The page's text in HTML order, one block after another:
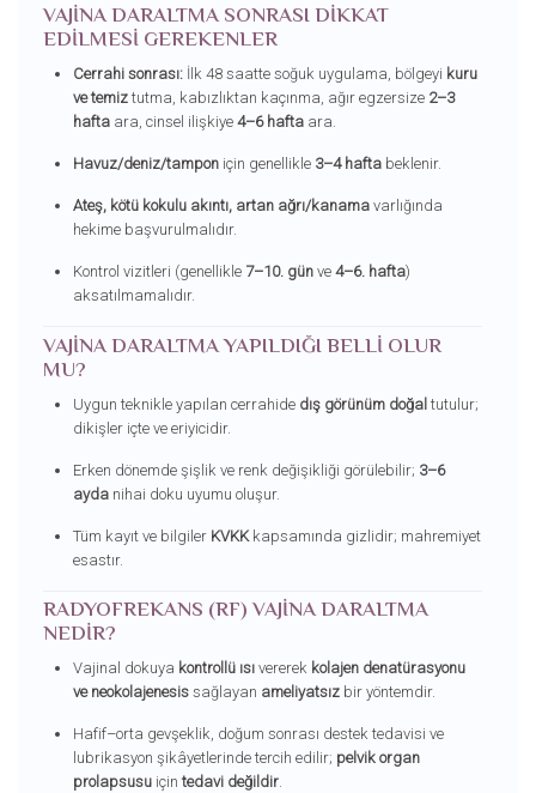
VAJINA DARALTMA SONRASI DIKKAT
EDILMESI GEREKENLER
Cerrahi sonrası:İlk 48 saatte soğuk uygulama, bölgeyi kuru
ve temiztutma, kabızlıktan kaçınma, ağır egzersize 2–3
haftaara, cinsel ilişkiye 4–6 haftaara.
Havuz/deniz/tamponiçin genellikle 3–4 haftabeklenir.
Ateş, kötü kokulu akıntı, artan ağrı/kanamavarlığında
hekime başvurulmalıdır.
Kontrol vizitleri (genellikle 7–10. günve 4–6. hafta)
aksatılmamalıdır.
VAJINA DARALTMA YAPILDIĞI BELLI OLUR
MU?
Uygun teknikle yapılan cerrahide dış görünüm doğaltutulur;
dikişler içte ve eriyicidir.
Erken dönemde şişlik ve renk değişikliği görülebilir; 3–6
aydanihai doku uyumu oluşur.
Tüm kayıt ve bilgiler KVKKkapsamında gizlidir; mahremiyet
esastır.
RADYOFREKANS (RF) VAJINA DARALTMA
NEDIR?
Vajinal dokuya kontrollü ısıvererek kolajen denatürasyonu
ve neokolajenesissağlayan ameliyatsızbir yöntemdir.
Hafif–orta gevşeklik, doğum sonrası destek tedavisi ve
lubrikasyon şikâyetlerinde tercih edilir; pelvik organ
prolapsusuiçin tedavi değildir.